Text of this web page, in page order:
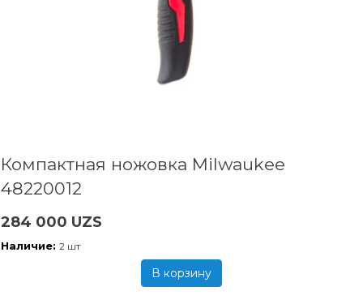
Компактная ножовка Milwaukee
48220012
284 000 UZS
Наличие: 2 шт
В корзину